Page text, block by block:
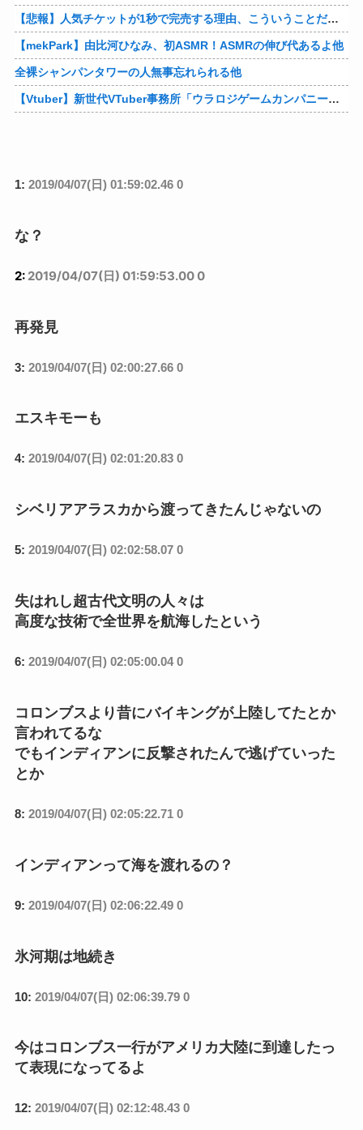
【悲報】人気チケットが1秒で完売する理由、こういうことだったｗｗｗｗ他
【mekPark】由比河ひなみ、初ASMR！ASMRの伸び代あるよ他
全裸シャンパンタワーの人無事忘れられる他
【Vtuber】新世代VTuber事務所「ウラロジゲームカンパニー」より、ゲームの世界から“逆異世界転生”した5名が8月19日にデビュー！他
1: 2019/04/07(日) 01:59:02.46 0
な？
2: 2019/04/07(日) 01:59:53.00 0
再発見
3: 2019/04/07(日) 02:00:27.66 0
エスキモーも
4: 2019/04/07(日) 02:01:20.83 0
シベリアアラスカから渡ってきたんじゃないの
5: 2019/04/07(日) 02:02:58.07 0
失はれし超古代文明の人々は
高度な技術で全世界を航海したという
6: 2019/04/07(日) 02:05:00.04 0
コロンブスより昔にバイキングが上陸してたとか
言われてるな
でもインディアンに反撃されたんで逃げていった
とか
8: 2019/04/07(日) 02:05:22.71 0
インディアンって海を渡れるの？
9: 2019/04/07(日) 02:06:22.49 0
氷河期は地続き
10: 2019/04/07(日) 02:06:39.79 0
今はコロンブス一行がアメリカ大陸に到達したっ
て表現になってるよ
12: 2019/04/07(日) 02:12:48.43 0